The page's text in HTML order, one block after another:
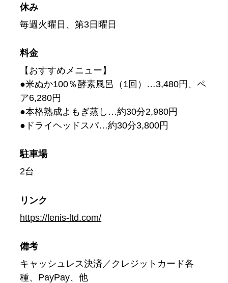
休み
毎週火曜日、第3日曜日
料金
【おすすめメニュー】
●米ぬか100％酵素風呂（1回）…3,480円、ペ
ア6,280円
●本格熟成よもぎ蒸し…約30分2,980円
●ドライヘッドスパ…約30分3,800円
駐車場
2台
リンク
https://lenis-ltd.com/
備考
キャッシュレス決済／クレジットカード各
種、PayPay、他